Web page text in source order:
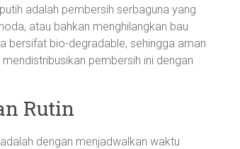
adalah pembersih serbaguna yang
atau bahkan menghilangkan bau
bersifat bio-degradable, sehingga aman
pembersih ini dengan
Rutin
dengan menjadwalkan waktu